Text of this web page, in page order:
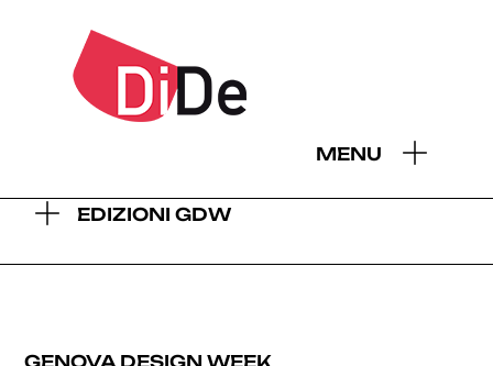
MENU
EDIZIONI GDW
2026 2025 2024 2023 2022 2021 2019